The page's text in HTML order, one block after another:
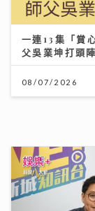
吋巨型大屏幕
20/07/2026